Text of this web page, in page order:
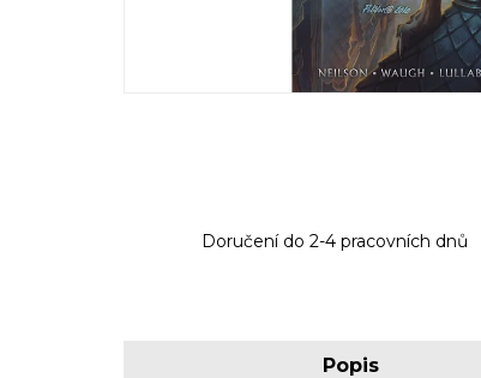
Doručení do 2-4 pracovních dnů
Popis